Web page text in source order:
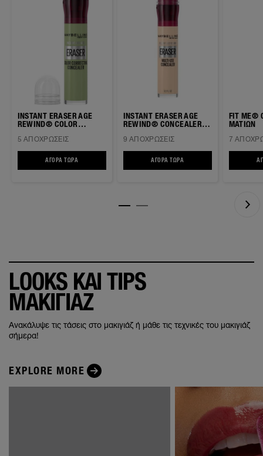
INSTANT ERASER AGE
REWIND® COLOR
CONCEALER ΜΕ
ΣΦΟΥΓΓΑΡΆΚΙ
5 ΑΠΟΧΡΏΣΕΙΣ
ΑΓΟΡΆ ΤΏΡΑ INSTANT ERASER AGE REWIND® COLOR CORRECTING CONCEALER
INSTANT ERASER AGE
REWIND® CONCEALER
9 ΑΠΟΧΡΏΣΕΙΣ
ΑΓΟΡΆ ΤΏΡΑ INSTANT ERASER AGE
FIT ME®
ΜΑΤΙΩΝ
7
LOOKS ΚΑΙ TIPS
ΜΑΚΙΓΙΑΖ
Ανακάλυψε τις τάσεις στο μακιγιάζ ή μάθε τις τεχνικές του μακιγιάζ
σήμερα!
EXPLORE MORE